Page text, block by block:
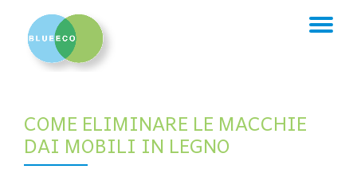
COME ELIMINARE LE MACCHIE
DAI MOBILI IN LEGNO